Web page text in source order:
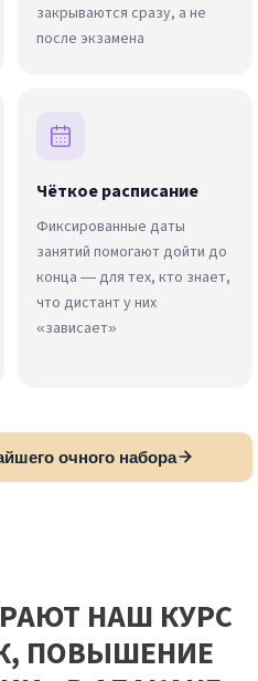
закрываются сразу, а не
после экзамена
Чёткое расписание
Фиксированные даты
занятий помогают дойти до
конца — для тех, кто знает,
что дистант у них
«зависает»
очного набора
НАШ КУРС
ПОВЫШЕНИЕ